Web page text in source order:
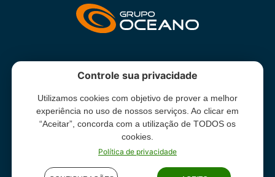
INSTITUCIONAL
Grupo Oceano - Todos direitos reservados -
Controle sua privacidade
Utilizamos cookies com objetivo de prover a melhor
experiência no uso de nossos serviços. Ao clicar em
“Aceitar”, concorda com a utilização de TODOS os
cookies.
Política de privacidade